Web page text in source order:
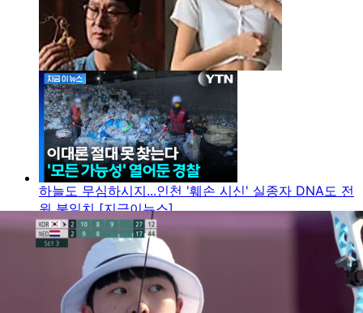
하늘도 무심하시지...인천 '훼손 시신' 실종자 DNA도 전
원 불일치 [지금이뉴스]